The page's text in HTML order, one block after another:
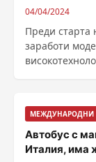
04/04/2024
Преди старта
заработи
МЕЖДУНАРОДНИ
Автобус с
Италия, има